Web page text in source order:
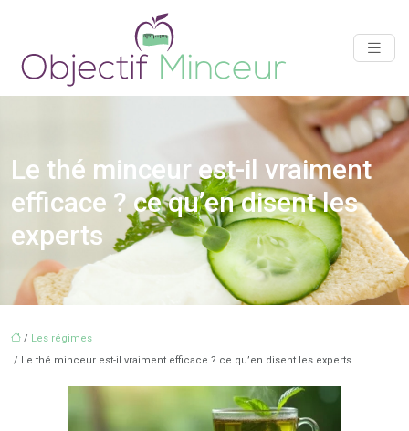
Le thé minceur est-il vraiment
efficace ? ce qu’en disent les
experts
/ Les régimes
/ Le thé minceur est-il vraiment efficace ? ce qu’en disent les experts